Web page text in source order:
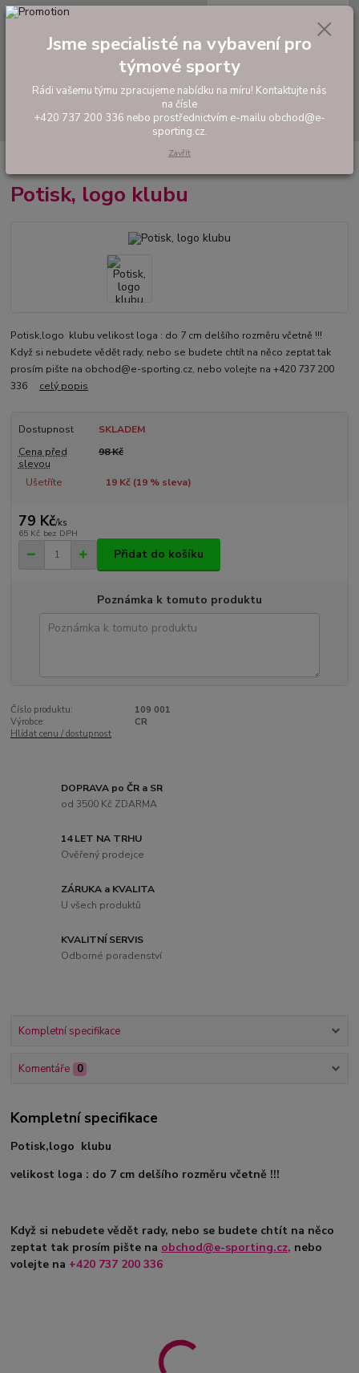
Hledat
tel: +420 737 200 336
0,00 Kč
Potisk, logo klubu
Potisk,logo klubu velikost loga : do 7 cm delšího rozměru včetně !!!
Když si nebudete vědět rady, nebo se budete chtít na něco zeptat tak
prosím pište na obchod@e-sporting.cz, nebo volejte na +420 737 200
336 celý popis
Dostupnost
SKLADEM
Cena před
slevou
98 Kč
Ušetříte 19 Kč (19% sleva)
79 Kč/ks
65 Kč bez DPH
Přidat do košíku
Poznámka k tomuto produktu
Číslo produktu:
109 001
Výrobce:
CR
Hlídat cenu / dostupnost
DOPRAVA po ČR a SR
od 3500 Kč ZDARMA
14 LET NA TRHU
Ověřený prodejce
ZÁRUKA a KVALITA
U všech produktů
KVALITNÍ SERVIS
Odborné poradenství
Kompletní specifikace
Komentáře 0
Kompletní specifikace
Potisk,logo klubu
velikost loga : do 7 cm delšího rozměru včetně !!!
Když si nebudete vědět rady, nebo se budete chtít na něco
zeptat tak prosím pište na obchod@e-sporting.cz, nebo
volejte na +420 737 200 336
Jsme specialisté na vybavení pro
týmové sporty
Rádi vašemu týmu zpracujeme nabídku na míru! Kontaktujte nás
na čísle
+420 737 200 336 nebo prostřednictvím e-mailu obchod@e-
sporting.cz.
Zavřít